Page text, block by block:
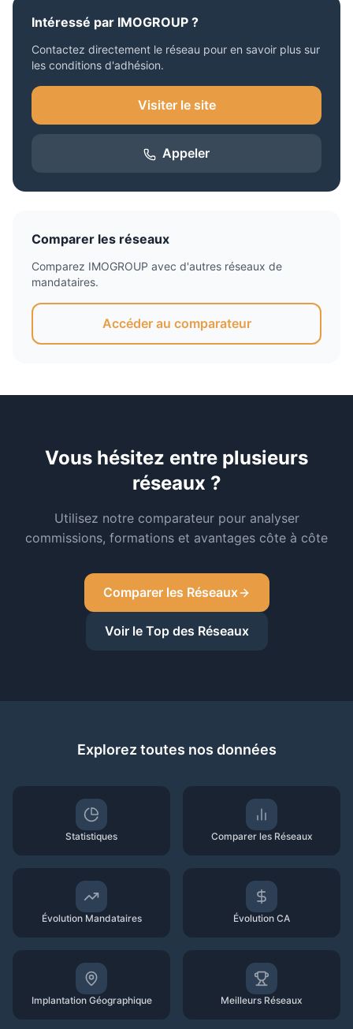
Intéressé par IMOGROUP ?
Contactez directement le réseau pour en savoir plus sur
les conditions d'adhésion.
Visiter le site
Appeler
Comparer les réseaux
Comparez IMOGROUP avec d'autres réseaux de
mandataires.
Accéder au comparateur
Vous hésitez entre plusieurs
réseaux ?
Utilisez notre comparateur pour analyser
commissions, formations et avantages côte à côte
Comparer les Réseaux
Voir le Top des Réseaux
Explorez toutes nos données
Statistiques Comparer les Réseaux
Évolution Mandataires Évolution CA
Implantation Géographique Meilleurs Réseaux